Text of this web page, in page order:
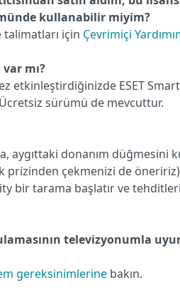
kullanabilir miyim?
talimatları için Çevrimiçi
mı?
etkinleştirdiğinizde ESET
Ücretsiz sürümü de mevcuttur.
aygıttaki donanım düğmesini
prizinden çekmenizi de öneririz)
bir tarama başlatır ve
televizyonumla
gereksinimlerine bakın.